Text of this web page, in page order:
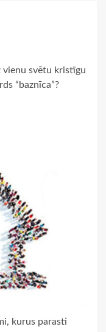
vienu svētu kristīgu
“baznīca”?
kurus parasti